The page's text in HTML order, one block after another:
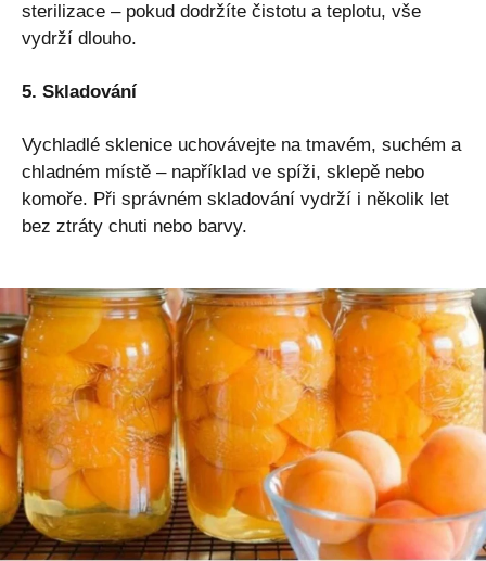
sterilizace – pokud dodržíte čistotu a teplotu, vše
vydrží dlouho.
5. Skladování
Vychladlé sklenice uchovávejte na tmavém, suchém a
chladném místě – například ve spíži, sklepě nebo
komoře. Při správném skladování vydrží i několik let
bez ztráty chuti nebo barvy.